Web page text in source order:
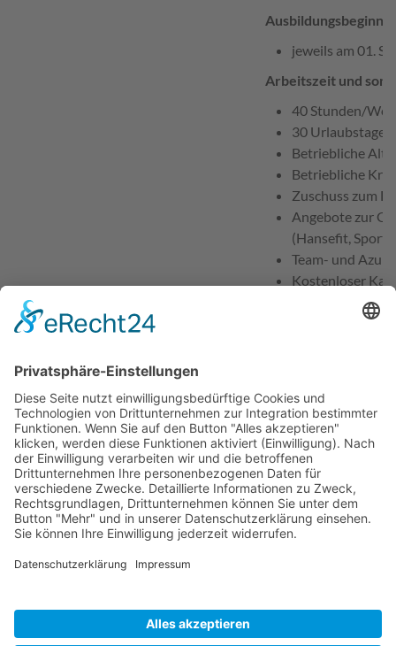
Ausbildungsbeginn:
jeweils am 01.
Arbeitszeit und
40 Stunden/
30 Urlaubstage
Betriebliche
Betriebliche
Zuschuss zum
Angebote zur
(Hansefit,
Team- und
Kostenloser
Kostenloses
Freizeitraum
Unsere aktuellen
https://
Ansprechpartner für Bewerbungen Frau Maxi Bauer
Telefon +49 9131 7518-777
E-Mail